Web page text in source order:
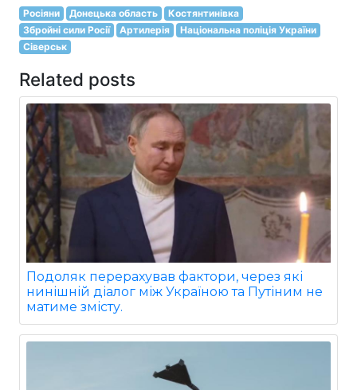
Росіяни Донецька область
Костянтинівка
Збройні сили Росії
Артилерія
Національна поліція України
Сіверськ
Related posts
Подоляк перерахував фактори, через які
нинішній діалог між Україною та Путіним не
матиме змісту.